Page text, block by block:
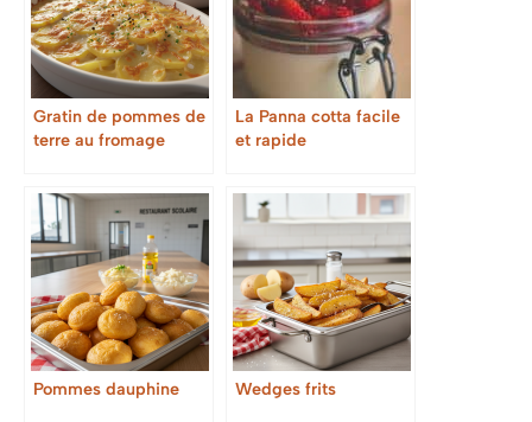
Gratin de pommes de
terre au fromage
La Panna cotta facile
et rapide
Pommes dauphine Wedges frits